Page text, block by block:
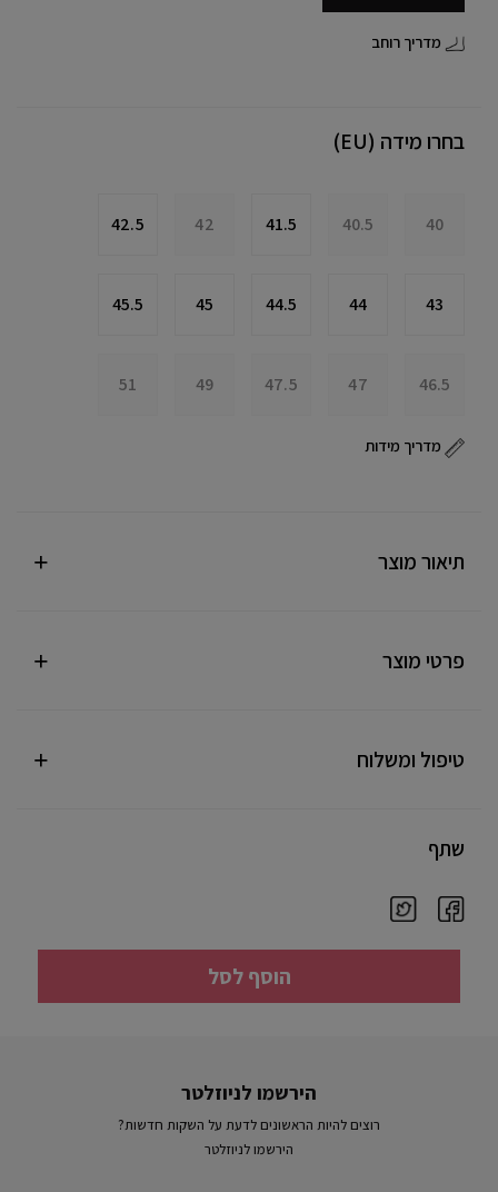
מדריך רוחב
בחרו מידה (EU)
40
40.5
41.5
42
42.5
43
44
44.5
45
45.5
46.5
47
47.5
49
51
מדריך מידות
תיאור מוצר
פרטי מוצר
טיפול ומשלוח
שתף
הוסף לסל
הירשמו לניוזלטר
רוצים להיות הראשונים לדעת על השקות חדשות?
הירשמו לניוזלטר